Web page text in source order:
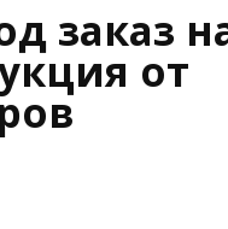
заказ
от